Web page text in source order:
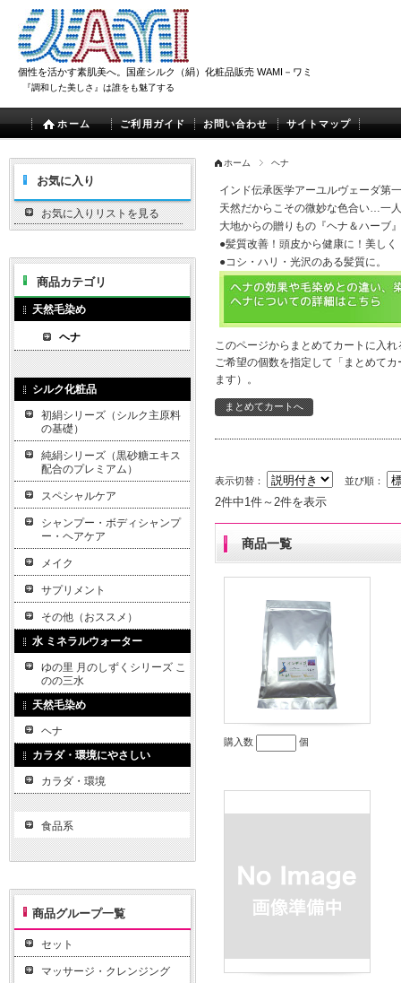
個性を活かす素肌美へ。国産シルク（絹）化粧品販売 WAMI－ワミ
『調和した美しさ』は誰をも魅了する
ホーム ご利用ガイド お問い合わせ サイトマップ
ホーム ヘナ
インド伝承医学アーユルヴェーダ第
天然だからこその微妙な色合い…一
大地からの贈りもの『ヘナ＆ハーブ
●髪質改善！頭皮から健康に！美しく
●コシ・ハリ・光沢のある髪質に。
このページからまとめてカートに入
ご希望の個数を指定して「まとめて
ます）。
表示切替： 並び順：
2件中1件～2件を表示
商品一覧
購入数 個
お気に入り
お気に入りリストを見る
商品カテゴリ
天然毛染め
ヘナ
シルク化粧品
初絹シリーズ（シルク主原料
の基礎）
純絹シリーズ（黒砂糖エキス
配合のプレミアム）
スペシャルケア
シャンプー・ボディシャンプ
ー・ヘアケア
メイク
サプリメント
その他（おススメ）
水 ミネラルウォーター
ゆの里 月のしずくシリーズ こ
のの三水
天然毛染め
ヘナ
カラダ・環境にやさしい
カラダ・環境
食品系
商品グループ一覧
セット
マッサージ・クレンジング